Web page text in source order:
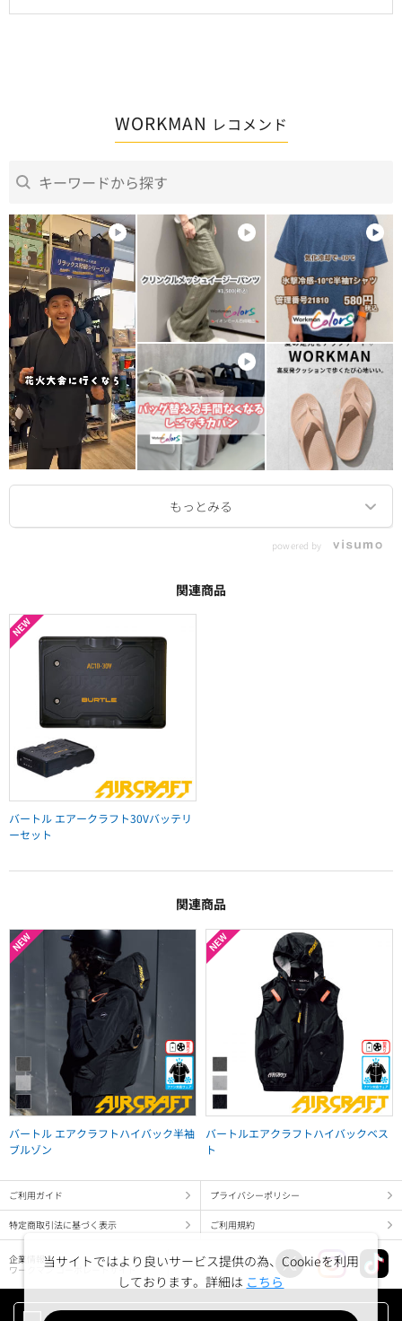
WORKMAN レコメンド
powered by
関連商品
バートル エアークラフト30Vバッテリ
ーセット
関連商品
バートル エアクラフトハイバック半袖
ブルゾン
バートルエアクラフトハイバックベス
ト
ご利用ガイド プライバシーポリシー
特定商取引法に基づく表示 ご利用規約
企業情報
ワークマン コーポレートサイト
当サイトではより良いサービス提供の為、Cookieを利用
しております。詳細は こちら